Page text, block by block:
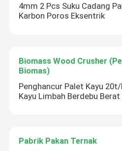
4mm 2 Pcs Suku Cadang
Karbon Poros Eksentrik
Biomass Wood Crusher
Biomas)
Penghancur Palet Kayu
Kayu Limbah Berdebu Berat
Pabrik Pakan Ternak